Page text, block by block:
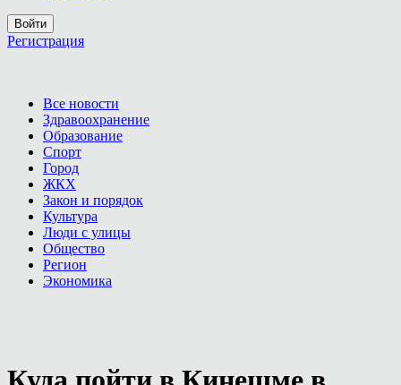
Войти
Регистрация
Все новости
Здравоохранение
Образование
Спорт
Город
ЖКХ
Закон и порядок
Культура
Люди с улицы
Общество
Регион
Экономика